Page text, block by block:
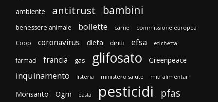
ambiente antitrust bambini
benessere animale bollette carne commissione europea
Coop coronavirus dieta diritti efsa etichetta
farmaci francia gas glifosato Greenpeace
inquinamento listeria ministero salute miti alimentari
Monsanto Ogm pasta pesticidi pfas